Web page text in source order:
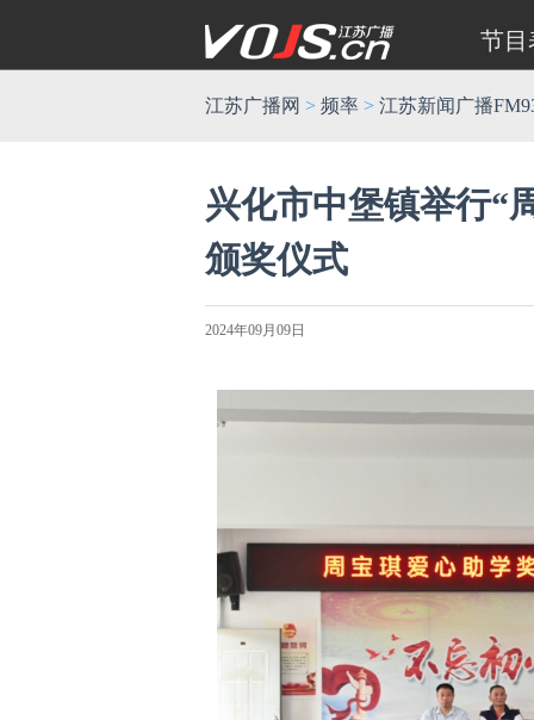
节目
江苏广播网 > 频率 > 江苏新闻广播
兴化市中堡镇举行“
颁奖仪式
2024年09月09日